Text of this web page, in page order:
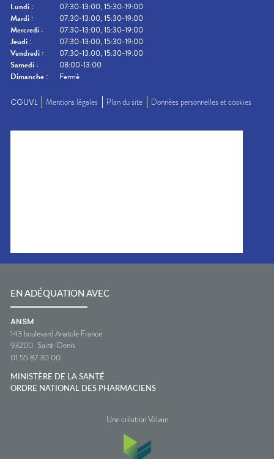
Lundi :
07:30-13:00, 15:30-19:00
Mardi :
07:30-13:00, 15:30-19:00
Mercredi :
07:30-13:00, 15:30-19:00
Jeudi :
07:30-13:00, 15:30-19:00
Vendredi :
07:30-13:00, 15:30-19:00
Samedi :
08:00-13:00
Dimanche : Fermé
CGUVL Mentions légales Plan du site Données personnelles et cookies
EN ADÉQUATION AVEC
ANSM
143 boulevard Anatole France
93200 Saint-Denis
01 55 87 30 00
MINISTÈRE DE LA SANTÉ
ORDRE NATIONAL DES PHARMACIENS
Une création Valwin